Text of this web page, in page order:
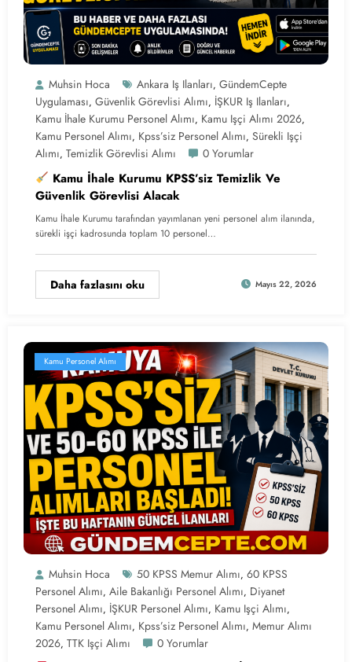
Muhsin Hoca Ankara Iş Ilanları, GündemCepte
Uygulaması, Güvenlik Görevlisi Alımı, İŞKUR Iş Ilanları,
Kamu İhale Kurumu Personel Alımı, Kamu Işçi Alımı 2026,
Kamu Personel Alımı, Kpss’siz Personel Alımı, Sürekli Işçi
Alımı, Temizlik Görevlisi Alımı 0 Yorumlar
Kamu İhale Kurumu KPSS’siz Temizlik Ve
Güvenlik Görevlisi Alacak
Kamu İhale Kurumu tarafından yayımlanan yeni personel alım ilanında,
sürekli işçi kadrosunda toplam 10 personel…
Daha fazlasını oku Mayıs 22, 2026
Kamu Personel Alımı
Muhsin Hoca 50 KPSS Memur Alımı, 60 KPSS
Personel Alımı, Aile Bakanlığı Personel Alımı, Diyanet
Personel Alımı, İŞKUR Personel Alımı, Kamu Işçi Alımı,
Kamu Personel Alımı, Kpss’siz Personel Alımı, Memur Alımı
2026, TTK Işçi Alımı 0 Yorumlar